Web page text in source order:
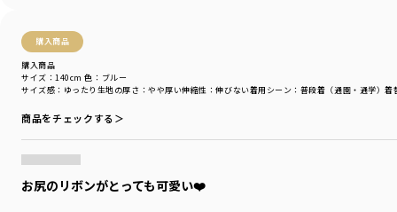
購入商品
購入商品
サイズ感 ：ゆったり 生地の厚さ ：やや厚い伸縮性 ：伸びない着用シーン ：普段着（通園・通学）着
サイズ：140cm 色：ブルー
商品をチェックする＞
お尻のリボンがとっても可愛い❤️